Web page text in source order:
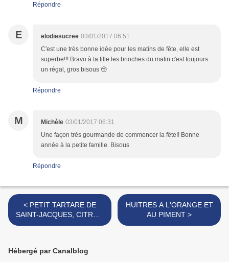
Répondre
E elodiesucree 03/01/2017 06:51
C'est une très bonne idée pour les matins de fête, elle est
superbe!!! Bravo à ta fille les brioches du matin c'est toujours
un régal, gros bisous 😚
Répondre
M Michèle 03/01/2017 06:31
Une façon très gourmande de commencer la fête!! Bonne
année à la petite famille. Bisous
Répondre
< PETIT TARTARE DE
SAINT-JACQUES, CITRON
VERT, CLEMENTINE ET
HUITRES A L'ORANGE ET
AU PIMENT >
Hébergé par Canalblog